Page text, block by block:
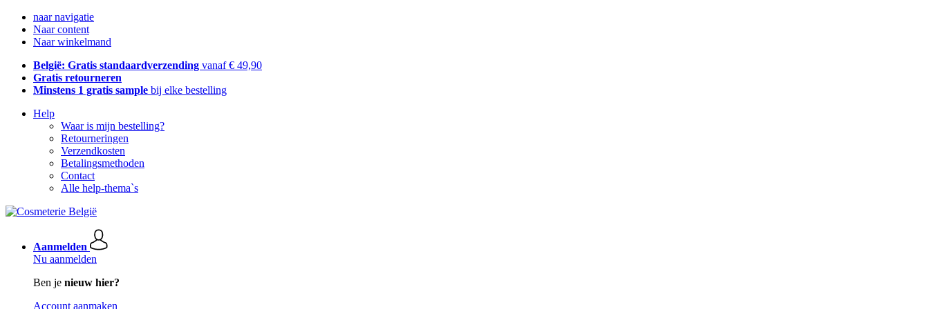
naar navigatie
Naar content
Naar winkelmand
België: Gratis standaardverzending vanaf € 49,90
Gratis retourneren
Minstens 1 gratis sample bij elke bestelling
Help
Waar is mijn bestelling?
Retourneringen
Verzendkosten
Betalingsmethoden
Contact
Alle help-thema`s
Aanmelden
Nu aanmelden
Ben je nieuw hier?
Account aanmaken